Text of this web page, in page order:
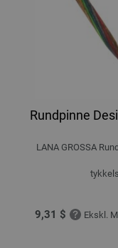
Rundpinne
LANA GROSSA
9,31 $ Ekskl.